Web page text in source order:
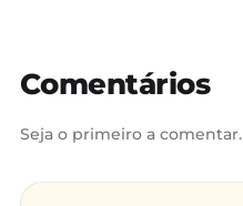
Comentários
Seja o primeiro a comentar.